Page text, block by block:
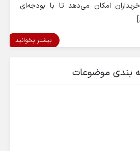
امکان می‌دهد تا با بودجه‌ای
بیشتر بخوانید
بندی موضوعات